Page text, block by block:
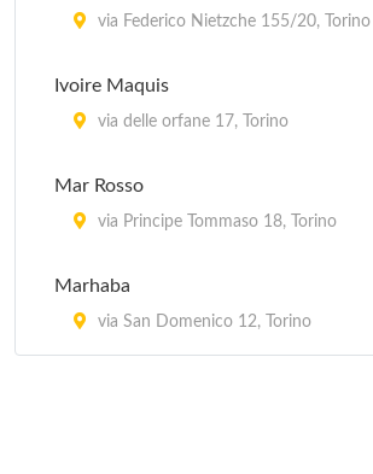
via Federico Nietzche 155/20, Torino
Ivoire Maquis
via delle orfane 17, Torino
Mar Rosso
via Principe Tommaso 18, Torino
Marhaba
via San Domenico 12, Torino